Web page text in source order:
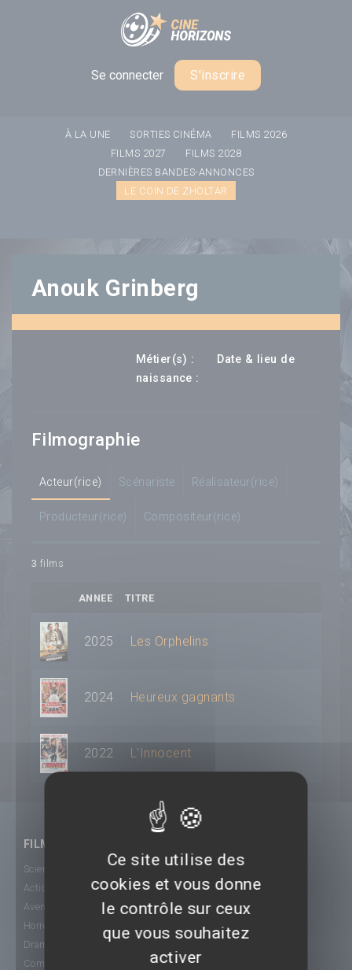
Se connecter S'inscrire
À LA UNE SORTIES CINÉMA
FILMS 2026
FILMS 2027
FILMS 2028
DERNIÈRES BANDES-ANNONCES
LE COIN DE ZHOLTAR
Anouk Grinberg
Métier(s) :
Date & lieu de
naissance :
Filmographie
Acteur(rice) Scénariste Réalisateur(rice)
Producteur(rice) Compositeur(rice)
3 films
ANNEE TITRE
2025 Les Orphelins
2024 Heureux gagnants
2022 L'Innocent
FILMS
Science-Fiction
Action
Aventure
Horreur
Drame
Comédie
Panneau de gestion des cookies
Ce site utilise des
cookies et vous donne
le contrôle sur ceux
que vous souhaitez
activer